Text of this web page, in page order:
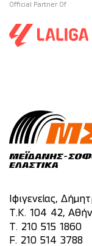
Official Partner Of
Ιφιγενείας,
Τ.Κ. 104 42,
T. 210 515 1860
F. 210 514 3788